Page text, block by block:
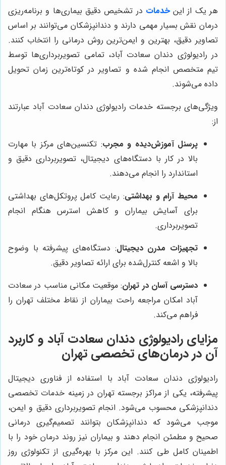
هر یک از اینخدمات در تشخیص دقیق بیماری‌ها و برنامه‌ریزی
درمان نقش بسیار مهمی دارند و دندانپزشکان می‌توانند بر اساس
تصاویر دقیق، بهترین و ایمن‌ترین روش درمانی را انتخاب کنند.
در رادیولوژی دندان سعادت آباد، تمامی تصویربرداری‌ها توسط
تیم متخصص انجام شده و تصاویر در کوتاه‌ترین زمان تحویل
داده می‌شوند.
ویژگی‌های برجسته خدمات رادیولوژی دندان سعادت آباد عبارتند
از:
پرسنل آموزش‌دیده و مجرب: تکنسین‌های مرکز با مهارت
بالا در کار با دستگاه‌های دیجیتال، تصویربرداری دقیق و
استاندارد را انجام می‌دهند.
محیط آرام و بهداشتی: رعایت کامل پروتکل‌های بهداشتی
برای آسایش بیماران و کاهش استرس هنگام انجام
تصویربرداری.
تجهیزات مدرن دیجیتال: دستگاه‌های پیشرفته با وضوح
بالا و اشعه کنترل‌شده برای ارائه تصاویر دقیق.
دسترسی آسان در تهران: موقعیت مکانی مناسب در سعادت
آباد امکان مراجعه راحت بیماران از نقاط مختلف تهران را
فراهم می‌کند.
مزایای رادیولوژی دندان سعادت آباد و کاربرد
آن در درمان‌های تخصصی تهران
رادیولوژی دندان سعادت آباد با استفاده از فناوری دیجیتال
پیشرفته، یکی از مراکز برجسته تهران در زمینه خدمات تخصصی
دندانپزشکی محسوب می‌شود. انجام تصویربرداری دقیق و ایمن،
موجب می‌شود که دندانپزشکان بتوانند تصمیم‌گیری درمانی
صحیح و مطمئن انجام دهند و بیماران نیز روند درمان خود را با
اطمینان کامل طی کنند. این مرکز با بهره‌گیری از تکنولوژی روز